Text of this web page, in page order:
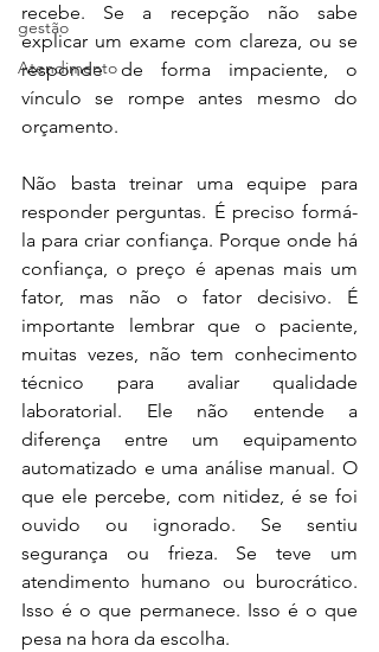
gestão
Atendimento
recebe. Se a recepção não sabe
explicar um exame com clareza, ou se
responde de forma impaciente, o
vínculo se rompe antes mesmo do
orçamento.
Não basta treinar uma equipe para
responder perguntas. É preciso formá-
la para criar confiança. Porque onde há
confiança, o preço é apenas mais um
fator, mas não o fator decisivo. É
importante lembrar que o paciente,
muitas vezes, não tem conhecimento
técnico para avaliar qualidade
laboratorial. Ele não entende a
diferença entre um equipamento
automatizado e uma análise manual. O
que ele percebe, com nitidez, é se foi
ouvido ou ignorado. Se sentiu
segurança ou frieza. Se teve um
atendimento humano ou burocrático.
Isso é o que permanece. Isso é o que
pesa na hora da escolha.